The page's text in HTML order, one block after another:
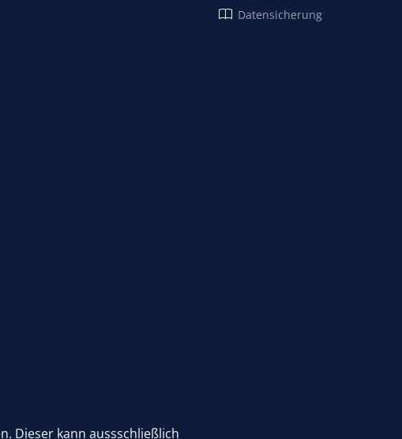
Dieser kann aussschließlich
Datensicherung